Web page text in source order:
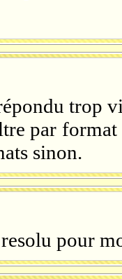
trop
par format
sinon.
pour